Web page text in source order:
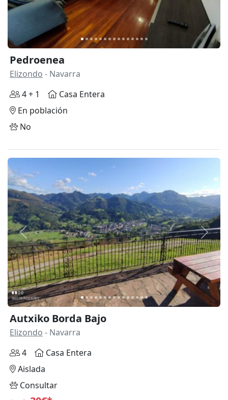
Pedroenea
Elizondo - Navarra
4 + 1
Casa Entera
En población
No
Anterior
Autxiko Borda Bajo
Elizondo - Navarra
4
Casa Entera
Aislada
Consultar